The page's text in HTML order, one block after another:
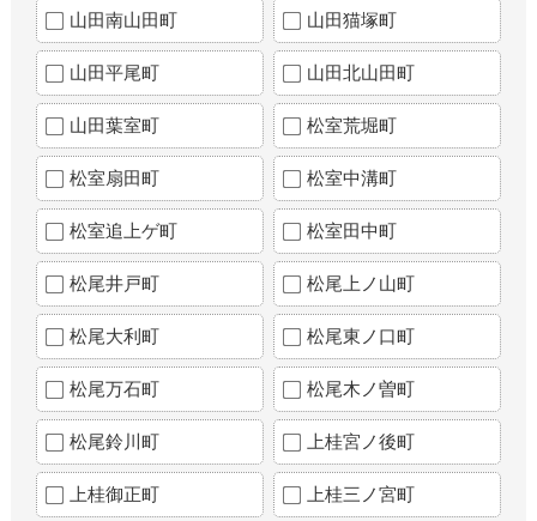
山田南山田町 山田猫塚町
山田平尾町 山田北山田町
山田葉室町 松室荒堀町
松室扇田町 松室中溝町
松室追上ゲ町 松室田中町
松尾井戸町 松尾上ノ山町
松尾大利町 松尾東ノ口町
松尾万石町 松尾木ノ曽町
松尾鈴川町 上桂宮ノ後町
上桂御正町 上桂三ノ宮町